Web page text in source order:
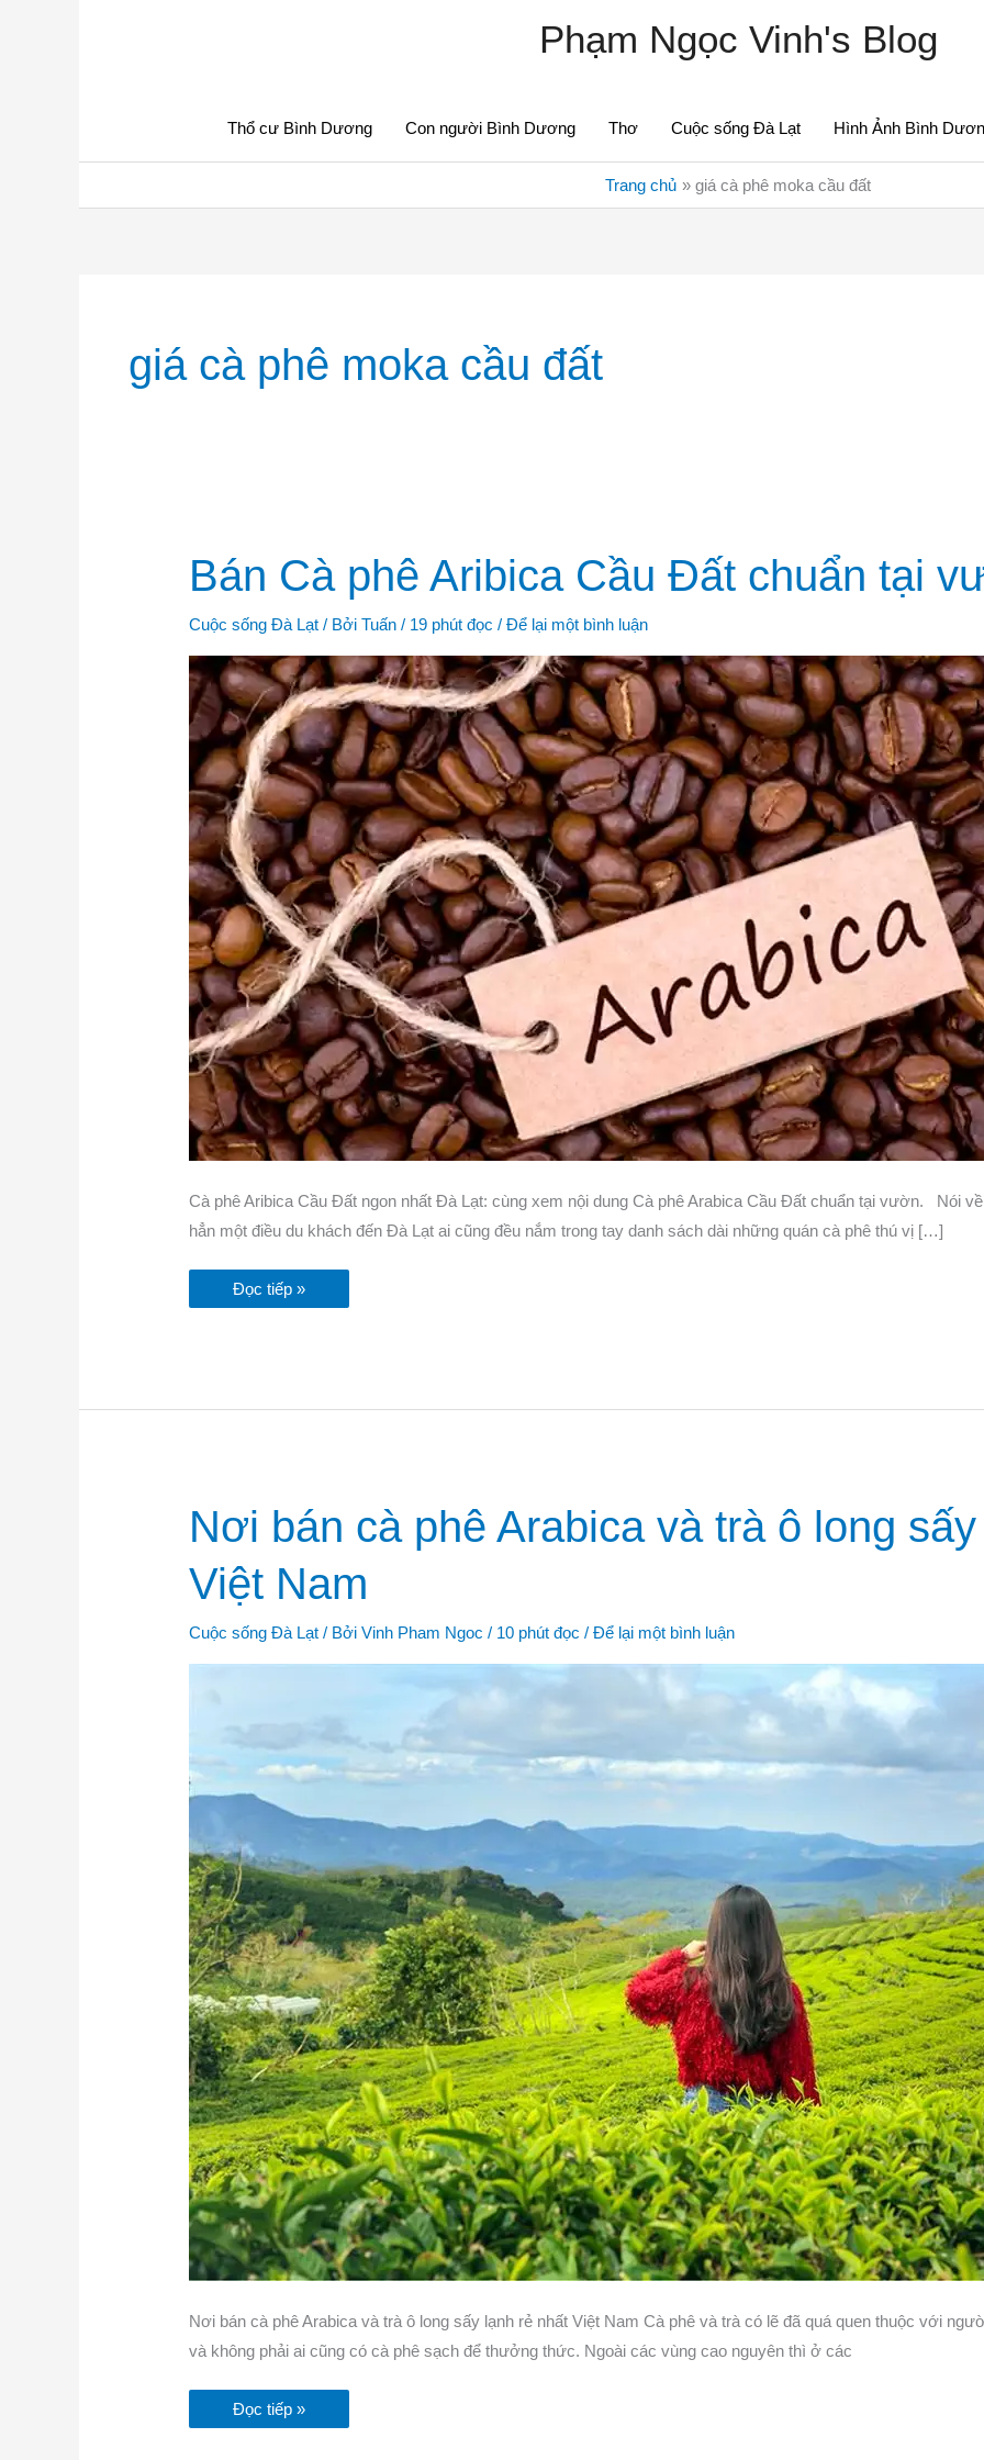
Phạm Ngọc Vinh's Blog
Thổ cư Bình Dương Con người Bình Dương Thơ Cuộc sống Đà Lạt Hình Ảnh Bình
Trang chủ giá cà phê moka cầu đất
giá cà phê moka cầu đất
Bán Cà phê Aribica Cầu Đất chuẩn tại
Cuộc sống Đà Lạt / BởiTuấn/ 19 phút đọc /Để lại một bình luận
Cà phê Aribica Cầu Đất ngon nhất Đà Lạt: cùng xem nội dung Cà phê Arabica Cầu Đất chuẩn tại vườn. Nói
hẳn một điều du khách đến Đà Lạt ai cũng đều nắm trong tay danh sách dài những quán cà phê thú vị […]
Bán
Cà
phê
Cầu
Đất
chuẩn
tại
vườn
Đọc tiếp »
Nơi bán cà phê Arabica và trà ô long
Việt Nam
Cuộc sống Đà Lạt / BởiVinh Pham Ngoc/ 10 phút đọc /Để lại một bình luận
Nơi bán cà phê Arabica và trà ô long sấy lạnh rẻ nhất Việt Nam Cà phê và trà có lẽ đã quá quen thuộc với
và không phải ai cũng có cà phê sạch để thưởng thức. Ngoài các vùng cao nguyên thì ở các
bán
cà
Arabica
và
trà
long
lạnh
Đọc tiếp »